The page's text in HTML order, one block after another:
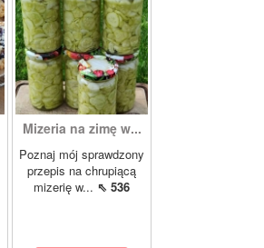
Mizeria na zimę w...
Poznaj mój sprawdzony
przepis na chrupiącą
mizerię w... ⇖ 536